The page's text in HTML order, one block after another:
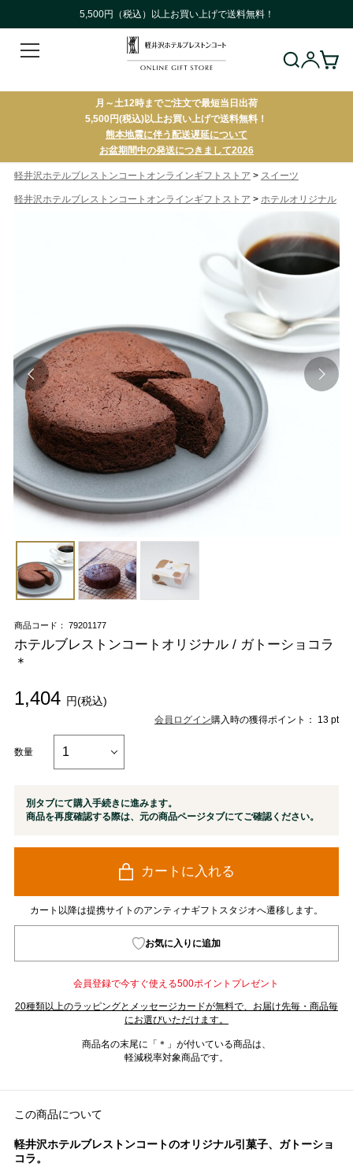
5,500円（税込）以上お買い上げで送料無料！
月～土12時までご注文で最短当日出荷
5,500円(税込)以上お買い上げで送料無料！
熊本地震に伴う配送遅延について
お盆期間中の発送につきまして2026
軽井沢ホテルブレストンコートオンラインギフトストア > スイーツ
軽井沢ホテルブレストンコートオンラインギフトストア > ホテルオリジナル
商品コード： 79201177
ホテルブレストンコートオリジナル / ガトーショコラ
＊
1,404 円(税込)
会員ログイン購入時の獲得ポイント： 13 pt
数量
別タブにて購入手続きに進みます。
商品を再度確認する際は、元の商品ページタブにてご確認ください。
カートに入れる
カート以降は提携サイトのアンティナギフトスタジオへ遷移します。
お気に入りに追加
会員登録で今すぐ使える500ポイントプレゼント
20種類以上のラッピングとメッセージカードが無料で、お届け先毎・商品毎
にお選びいただけます。
商品名の末尾に「＊」が付いている商品は、
軽減税率対象商品です。
この商品について
軽井沢ホテルブレストンコートのオリジナル引菓子、ガトーショ
コラ。